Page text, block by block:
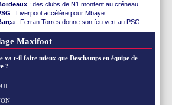
Real: Vinicius jusqu'en 2032 (officiel)
Lyon: Mangala va rejoindre Getafe
OM: une offre refusée pour Aguerd
Troyes: Junior Diaz jusqu'en 2030 (officiel)
OM : une offre pour Bulka
PSG
Arsenal
: des clubs de N1 montent au créneau
: Liverpool accélère pour Mbaye
: Ferran Torres donne son feu vert au PSG
City: Rodri préfère le Barça au Real !
Maxifoot
va t-il faire mieux que Deschamps en équipe de
?